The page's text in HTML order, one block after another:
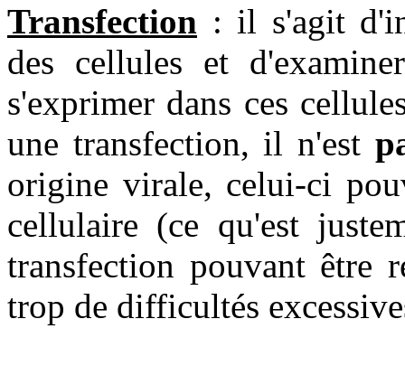
Transfection : il s'agit
des cellules et
s'exprimer dans ces
une transfection, il n'est
origine virale, celui-ci
cellulaire (ce qu'est
transfection pouvant être
trop de difficultés